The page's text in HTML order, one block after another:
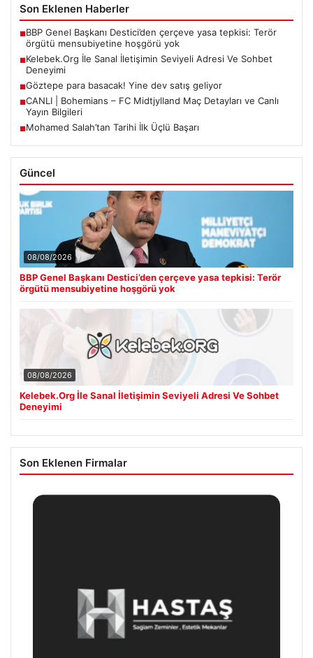
Son Eklenen Haberler
■BBP Genel Başkanı Destici’den çerçeve yasa tepkisi: Terör
örgütü mensubiyetine hoşgörü yok
■Kelebek.Org İle Sanal İletişimin Seviyeli Adresi Ve Sohbet
Deneyimi
■Göztepe para basacak! Yine dev satış geliyor
■CANLI | Bohemians – FC Midtjylland Maç Detayları ve Canlı
Yayın Bilgileri
■Mohamed Salah’tan Tarihi İlk Üçlü Başarı
Güncel
08/08/2026
BBP Genel Başkanı Destici’den çerçeve yasa tepkisi: Terör
örgütü mensubiyetine hoşgörü yok
08/08/2026
Kelebek.Org İle Sanal İletişimin Seviyeli Adresi Ve Sohbet
Deneyimi
Son Eklenen Firmalar